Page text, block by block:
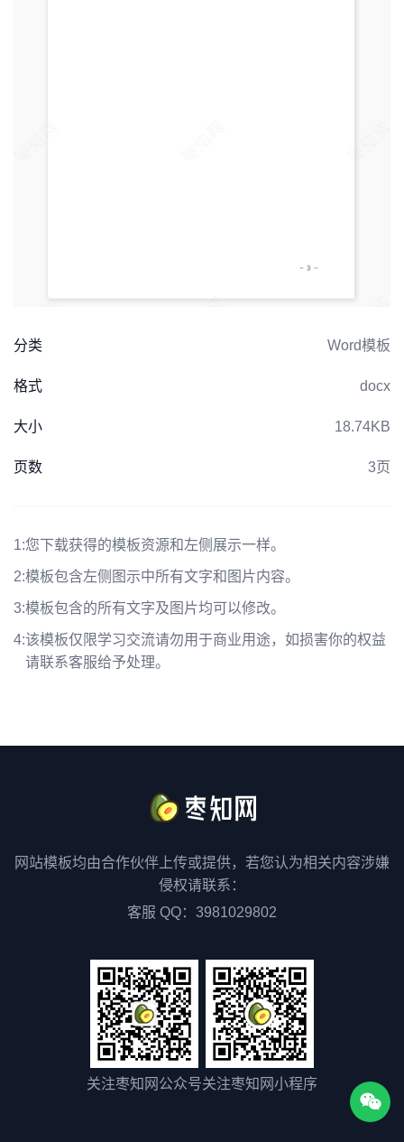
分类 Word模板
格式 docx
大小 18.74KB
页数 3页
1:您下载获得的模板资源和左侧展示一样。
2:模板包含左侧图示中所有文字和图片内容。
3:模板包含的所有文字及图片均可以修改。
4:该模板仅限学习交流请勿用于商业用途，如损害你的权益
请联系客服给予处理。
网站模板均由合作伙伴上传或提供，若您认为相关内容涉嫌
侵权请联系：
客服 QQ：3981029802
关注枣知网公众号关注枣知网小程序